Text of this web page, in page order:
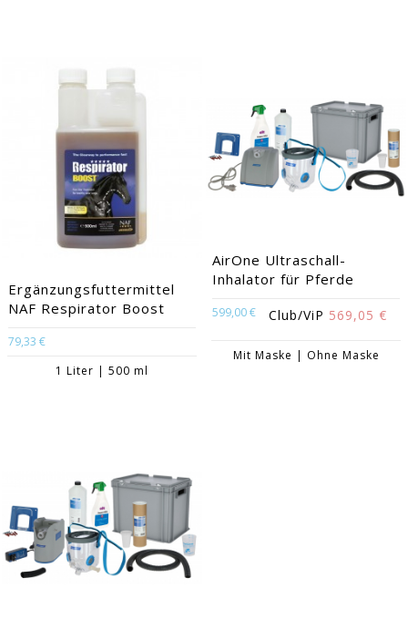
Ergänzungsfuttermittel
NAF Respirator Boost
79,33 €
1 Liter | 500 ml
AirOne Ultraschall-
Inhalator für Pferde
599,00 € Club/ViP 569,05 €
Mit Maske | Ohne Maske